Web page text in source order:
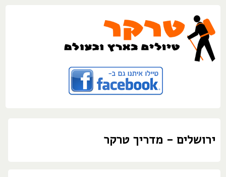
ירושלים - מדריך טרקר